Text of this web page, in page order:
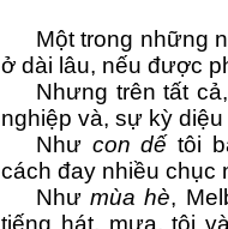
Một trong những
ở dài lâu, nếu được
Nhưng trên tất
nghiệp và, sự kỳ
Như con dế tôi
cách đay nhiều chục
Nhưmùa hè,
tiếng hát, mưa, tôi